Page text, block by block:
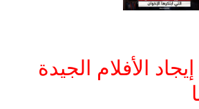
الأفلام الجيدة